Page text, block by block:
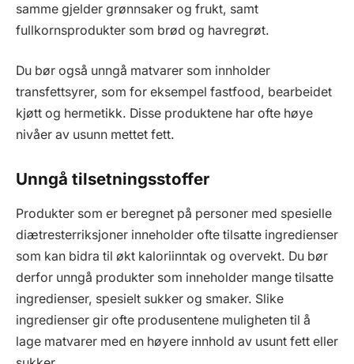
samme gjelder grønnsaker og frukt, samt
fullkornsprodukter som brød og havregrøt.
Du bør også unngå matvarer som innholder
transfettsyrer, som for eksempel fastfood, bearbeidet
kjøtt og hermetikk. Disse produktene har ofte høye
nivåer av usunn mettet fett.
Unngå tilsetningsstoffer
Produkter som er beregnet på personer med spesielle
diætresterriksjoner inneholder ofte tilsatte ingredienser
som kan bidra til økt kaloriinntak og overvekt. Du bør
derfor unngå produkter som inneholder mange tilsatte
ingredienser, spesielt sukker og smaker. Slike
ingredienser gir ofte produsentene muligheten til å
lage matvarer med en høyere innhold av usunt fett eller